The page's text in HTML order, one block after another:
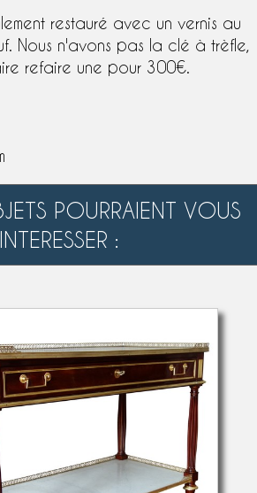
restauré avec un vernis au
Nous n'avons pas la clé à trèfle,
refaire une pour 300€.
POURRAIENT VOUS
INTERESSER :